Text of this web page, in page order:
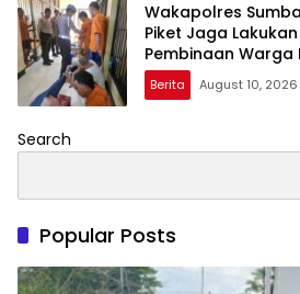
Wakapolres
Piket Jaga
Pembinaan Warga
Berita August 10, 2026
Search
Popular Posts